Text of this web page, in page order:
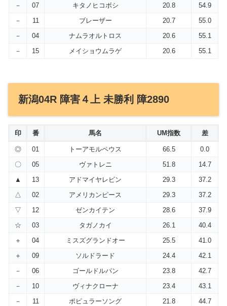
－ 07 キタノヒコボシ 20.8
54.9
－
11 ブレーザー 20.7
55.0
－
04 ナムラオルトロス 20.6
55.1
－
15 メイショウムラゲ 20.6 55.1
新潟04R 障害４上 未勝利 障2890
印 番 馬名 UM指数 差
◎ 01 トーアモルペウス 66.5
0.0
〇
05 ヴァトレニ 51.8
14.7
▲
13 アドマイヤレビン 29.3
37.2
△
02 アメリカンピース 29.3
37.2
▽
12 ゼンカイテン 28.6
37.9
☆
03 タガノカイ 26.1
40.4
＋
04 ミスズグランドオー 25.5
41.0
＋
09 ソルドラード 24.4
42.1
－
06 ゴールドルパン 23.8
42.7
－
10 ヴィナクローナ 23.4
43.1
－
11 ポピュラーソング 21.8
44.7